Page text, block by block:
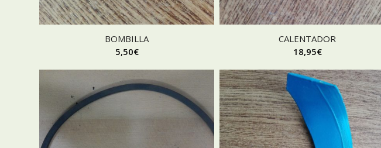
BOMBILLA
5,50€
CALENTADOR
18,95€